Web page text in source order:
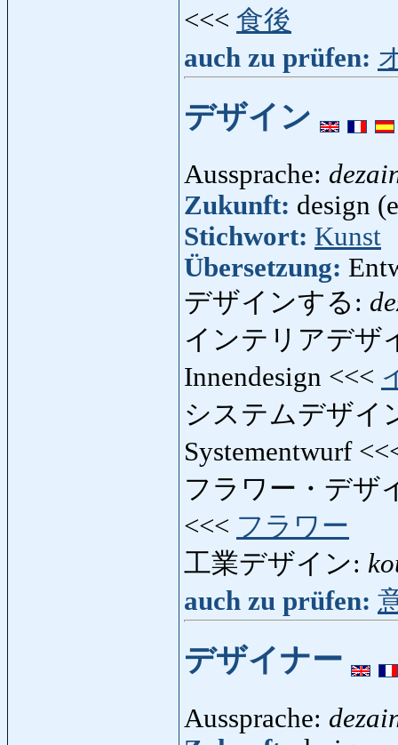
<<< 食後
auch zu prüfen:
デザイン
Aussprache:
Zukunft: design
Stichwort: Kunst
Übersetzung:
デザインする:
インテリアデザ
Innendesign <<<
システムデザイ
Systementwurf
フラワー・デザ
<<< フラワー
工業デザイン:
auch zu prüfen:
デザイナー
Aussprache: